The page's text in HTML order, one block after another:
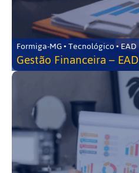
Formiga-MG • Tecnológico • EAD
Gestão Financeira – EAD